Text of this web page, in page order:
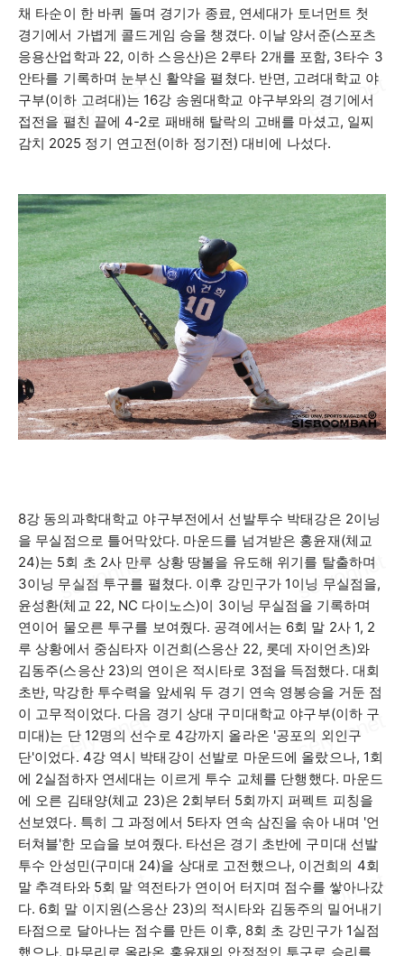
채 타순이 한 바퀴 돌며 경기가 종료, 연세대가 토너먼트 첫
경기에서 가볍게 콜드게임 승을 챙겼다. 이날 양서준(스포츠
응용산업학과 22, 이하 스응산)은 2루타 2개를 포함, 3타수 3
안타를 기록하며 눈부신 활약을 펼쳤다. 반면, 고려대학교 야
구부(이하 고려대)는 16강 송원대학교 야구부와의 경기에서
접전을 펼친 끝에 4-2로 패배해 탈락의 고배를 마셨고, 일찌
감치 2025 정기 연고전(이하 정기전)대비에 나섰다.
8강 동의과학대학교 야구부전에서 선발투수 박태강은 2이닝
을 무실점으로 틀어막았다. 마운드를 넘겨받은 홍윤재(체교
24)는 5회 초 2사 만루 상황 땅볼을 유도해 위기를 탈출하며
3이닝 무실점 투구를 펼쳤다. 이후 강민구가 1이닝 무실점을,
윤성환(체교 22, NC 다이노스)이 3이닝 무실점을 기록하며
연이어 물오른 투구를 보여줬다. 공격에서는 6회 말 2사 1, 2
루 상황에서 중심타자 이건희(스응산 22, 롯데 자이언츠)와
김동주(스응산 23)의 연이은 적시타로 3점을 득점했다. 대회
초반, 막강한 투수력을 앞세워 두 경기 연속 영봉승을 거둔 점
이 고무적이었다. 다음 경기 상대 구미대학교 야구부(이하 구
미대)는 단 12명의 선수로 4강까지 올라온 '공포의 외인구
단'이었다. 4강 역시 박태강이 선발로 마운드에 올랐으나, 1회
에 2실점하자 연세대는 이르게 투수 교체를 단행했다. 마운드
에 오른 김태양(체교 23)은 2회부터 5회까지 퍼펙트 피칭을
선보였다. 특히 그 과정에서 5타자 연속 삼진을 솎아 내며 '언
터쳐블'한 모습을 보여줬다. 타선은 경기 초반에 구미대 선발
투수 안성민(구미대 24)을 상대로 고전했으나, 이건희의 4회
말 추격타와 5회 말 역전타가 연이어 터지며 점수를 쌓아나갔
다. 6회 말 이지원(스응산 23)의 적시타와 김동주의 밀어내기
타점으로 달아나는 점수를 만든 이후, 8회 초 강민구가 1실점
했으나, 마무리로 올라온 홍윤재의 안정적인 투구로 승리를